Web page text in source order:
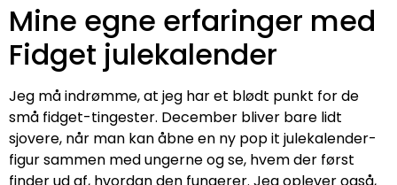
Mine egne erfaringer med
Fidget julekalender
Jeg må indrømme, at jeg har et blødt punkt for de
små fidget-tingester. December bliver bare lidt
sjovere, når man kan åbne en ny pop it julekalender-
figur sammen med ungerne og se, hvem der først